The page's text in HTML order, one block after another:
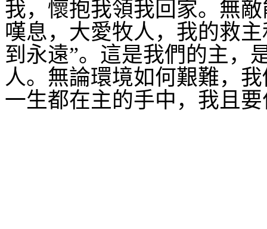
我，懷抱我領我回家。無
嘆息，大愛牧人，我的救
到永遠”。這是我們的主，
人。無論環境如何艱難，
一生都在主的手中，我且